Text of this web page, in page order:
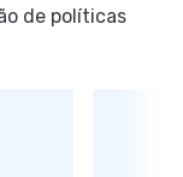
de políticas